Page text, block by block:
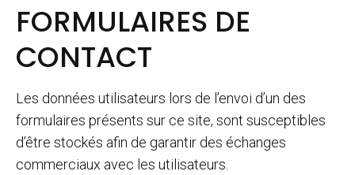
FORMULAIRES DE
CONTACT
Les données utilisateurs lors de l’envoi d’un des
formulaires présents sur ce site, sont susceptibles
d’être stockés afin de garantir des échanges
commerciaux avec les utilisateurs.